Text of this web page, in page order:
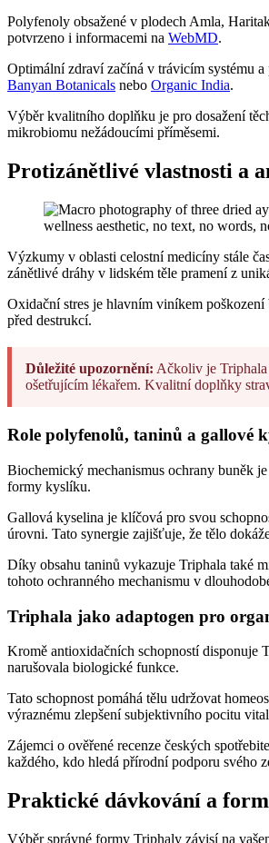
Polyfenoly obsažené v plodech Amla,
potvrzeno i informacemi na WebMD.
Optimální zdraví začíná v trávicím systému
Banyan Botanicals nebo Organic India.
Výběr kvalitního doplňku je pro dosažení
mikrobiomu nežádoucími příměsemi.
Protizánětlivé vlastnosti a
Výzkumy v oblasti celostní medicíny stále
zánětlivé dráhy v lidském těle pramení z
Oxidační stres je hlavním viníkem
před destrukcí.
Důležité upozornění: Ačkoliv je
ošetřujícím lékařem. Kvalitní doplňky
Role polyfenolů, taninů a gallové
Biochemický mechanismus ochrany buněk
formy kyslíku.
Gallová kyselina je klíčová pro svou
úrovni. Tato synergie zajišťuje, že tělo
Díky obsahu taninů vykazuje Triphala také
tohoto ochranného mechanismu v
Triphala jako adaptogen pro
Kromě antioxidačních schopností disponuje
narušovala biologické funkce.
Tato schopnost pomáhá tělu udržovat
výraznému zlepšení subjektivního pocitu
Zájemci o ověřené recenze českých
každého, kdo hledá přírodní podporu svého
Praktické dávkování a
Výběr správné formy Triphaly závisí na